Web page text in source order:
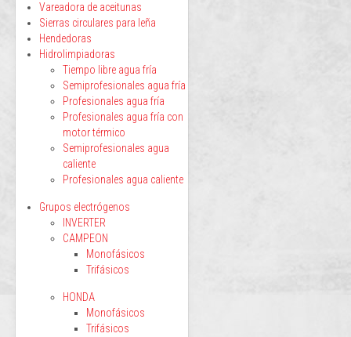
Vareadora de aceitunas
Sierras circulares para leña
Hendedoras
Hidrolimpiadoras
Tiempo libre agua fría
Semiprofesionales agua fría
Profesionales agua fría
Profesionales agua fría con
motor térmico
Semiprofesionales agua
caliente
Profesionales agua caliente
Grupos electrógenos
INVERTER
CAMPEON
Monofásicos
Trifásicos
HONDA
Monofásicos
Trifásicos